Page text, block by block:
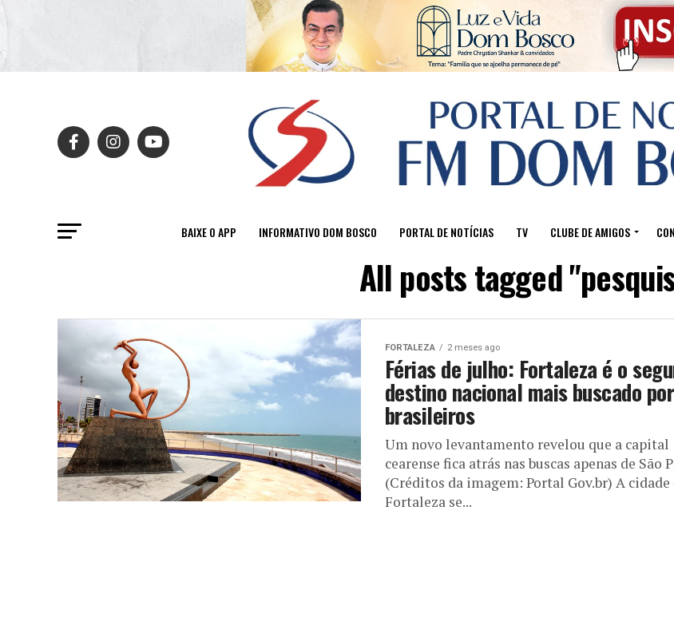
BAIXE O APP INFORMATIVO DOM BOSCO PORTAL DE NOTÍCIAS TV CLUBE DE AMIGOS
All posts tagged
FORTALEZA 2 meses ago
Férias de julho: Fortaleza é o
destino nacional mais buscado por
brasileiros
Um novo levantamento revelou que a capital
cearense fica atrás nas buscas apenas de São
(Créditos da imagem: Portal Gov.br) A cidade
Fortaleza se...